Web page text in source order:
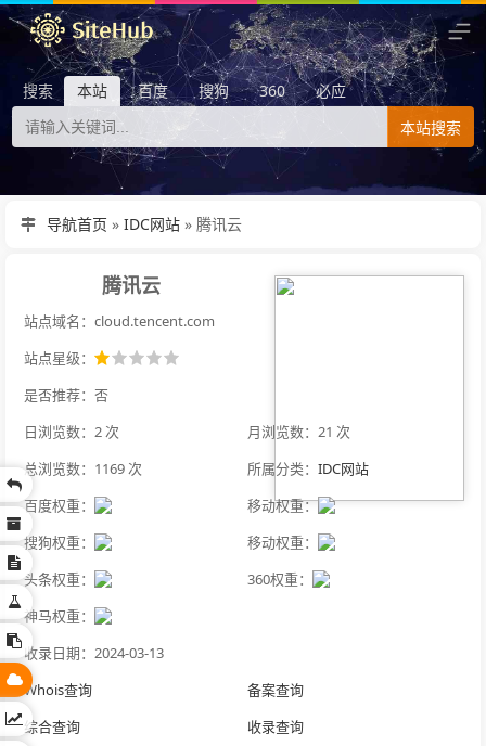
搜索 本站 百度 搜狗 360 必应
本站搜索
导航首页 » IDC网站 » 腾讯云
腾讯云
站点域名：cloud.tencent.com
站点星级：
是否推荐：否
日浏览数：2 次
月浏览数：21 次
总浏览数：1169 次
所属分类： IDC网站
百度权重：
移动权重：
搜狗权重：
移动权重：
头条权重：
360权重：
神马权重：
收录日期：2024-03-13
Whois查询
备案查询
综合查询
收录查询